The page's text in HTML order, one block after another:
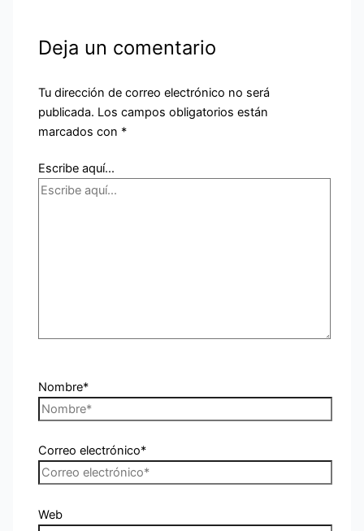
Deja un comentario
Tu dirección de correo electrónico no será
publicada. Los campos obligatorios están
marcados con *
Escribe aquí...
Nombre*
Correo electrónico*
Web